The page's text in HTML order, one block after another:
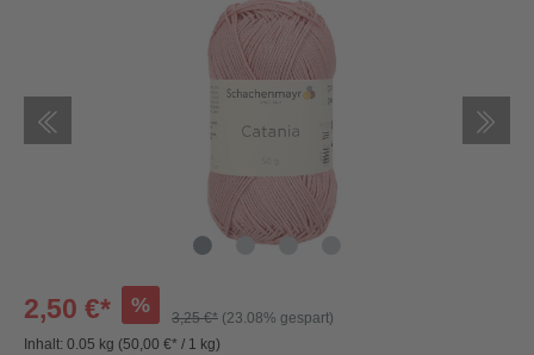
2,50 €* %
3,25 €* (23.08% gespart)
Inhalt: 0.05 kg (50,00 €* / 1 kg)